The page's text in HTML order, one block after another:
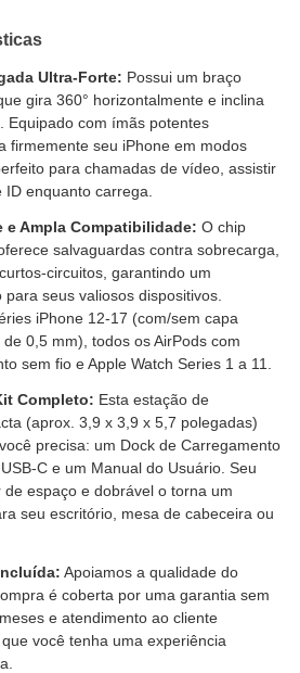
Ultra-Forte: Possui um braço
gira 360° horizontalmente e inclina
Equipado com ímãs potentes
firmemente seu iPhone em modos
para chamadas de vídeo, assistir
enquanto carrega.
e Ampla Compatibilidade: O chip
salvaguardas contra sobrecarga,
circuitos, garantindo um
seus valiosos dispositivos.
iPhone 12-17 (com/sem capa
0,5 mm), todos os AirPods com
sem fio e Apple Watch Series 1 a 11.
Completo: Esta estação de
(aprox. 3,9 x 3,9 x 5,7 polegadas)
precisa: um Dock de Carregamento
C e um Manual do Usuário. Seu
espaço e dobrável o torna um
seu escritório, mesa de cabeceira ou
Apoiamos a qualidade do
é coberta por uma garantia sem
e atendimento ao cliente
você tenha uma experiência